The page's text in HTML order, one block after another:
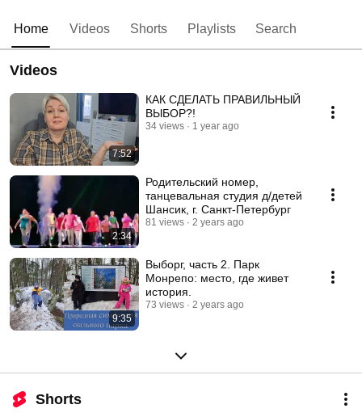
Home Videos Shorts Playlists Search
Videos
7:52
КАК СДЕЛАТЬ ПРАВИЛЬНЫЙ
ВЫБОР?!
34 views 1 year ago
2:34
Родительский номер,
танцевальная студия д/детей
Шансик, г. Санкт-Петербург
81 views 2 years ago
9:35
Выборг, часть 2. Парк
Монрепо: место, где живет
история.
73 views 2 years ago
Shorts